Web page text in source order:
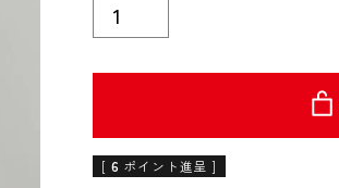
[ 6 ポイント進呈 ]